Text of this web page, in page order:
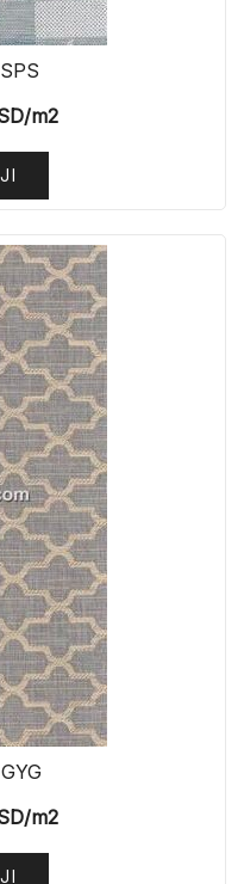
/m2
/m2